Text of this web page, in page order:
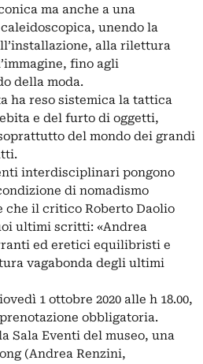
ma anche a una
unendo la
alla rilettura
fino agli
della moda.
ha reso sistemica la tattica
e del furto di oggetti,
del mondo dei grandi
interdisciplinari pongono
di nomadismo
che il critico Roberto Daolio
ultimi scritti: «Andrea
ed eretici equilibristi e
vagabonda degli ultimi
1 ottobre 2020 alle h 18.00,
obbligatoria.
Sala Eventi del museo, una
(Andrea Renzini,